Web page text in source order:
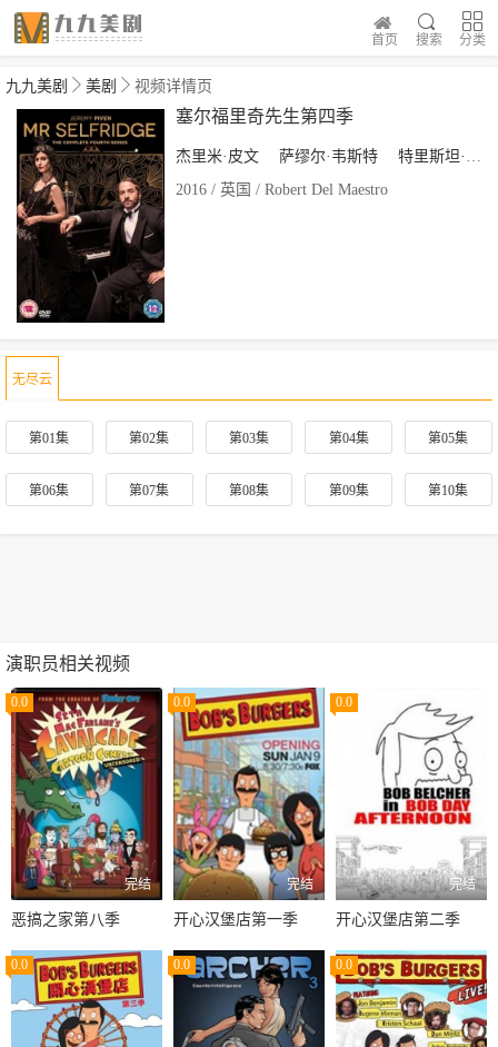
分类
搜索
首页
九九美剧 美剧 视频详情页
塞尔福里奇先生第四季
杰里米·皮文 萨缪尔·韦斯特
特里斯坦·格拉韦尔
2016 / 英国 / Robert Del Maestro
无尽云
第01集 第02集 第03集 第04集 第05集
第06集 第07集 第08集 第09集 第10集
演职员相关视频
0.0
完结
恶搞之家第八季
0.0
完结
开心汉堡店第一季
0.0
完结
开心汉堡店第二季
0.0 0.0 0.0